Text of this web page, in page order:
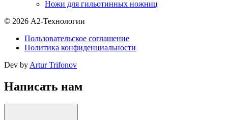
Ножи для гильотинных ножниц
© 2026 А2-Технологии
Пользовательское соглашение
Политика конфиденциальности
Dev by Artur Trifonov
Написать нам